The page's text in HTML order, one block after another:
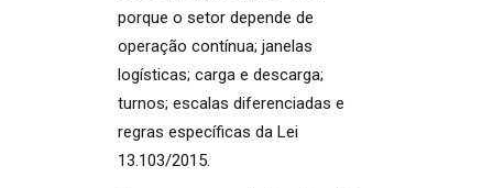
porque o setor depende de
operação contínua; janelas
logísticas; carga e descarga;
turnos; escalas diferenciadas e
regras específicas da Lei
13.103/2015.